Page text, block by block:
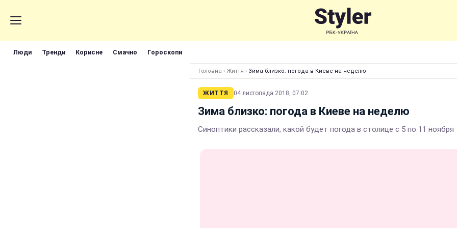
Люди Тренди Корисне Смачно Гороскопи
Головна › Життя › Зима близко: погода в Киеве на неделю
ЖИТТЯ 04 листопада 2018, 07:02
Зима близко: погода в Киеве на неделю
Синоптики рассказали, какой будет погода в столице с 5 по 11 ноября